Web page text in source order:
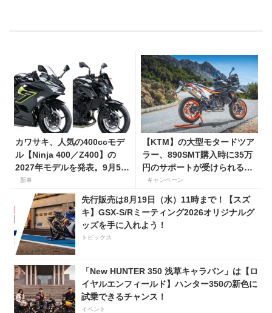
カワサキ、人気の400ccモデ
ル【Ninja 400／Z400】の
2027年モデルを発表。9月5日
より販売開始！
新車
【KTM】の大型モタードツア
ラー、890SMT購入時に35万
円のサポートが受けられるキ
ャンペーンを実施中！
キャンペーン
先行販売は8月19日（水）11時まで！【スズ
キ】GSX-S/Rミーティング2026オリジナルグ
ッズを手に入れよう！
トピックス
「New HUNTER 350 浅草キャラバン」は【ロ
イヤルエンフィールド】ハンター350の新色に
試乗できるチャンス！
イベント